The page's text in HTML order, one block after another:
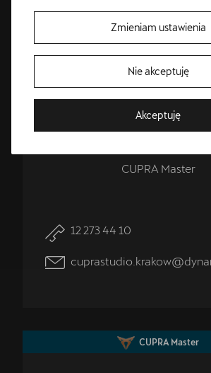
Bezpłatna jazda próbna
Przetestuj model z wybranym silnikiem
JakubGach
CUPRA Master
12 273 44 10
CUPRA Master
Zmieniam ustawienia
Nie akceptuję
Akceptuję